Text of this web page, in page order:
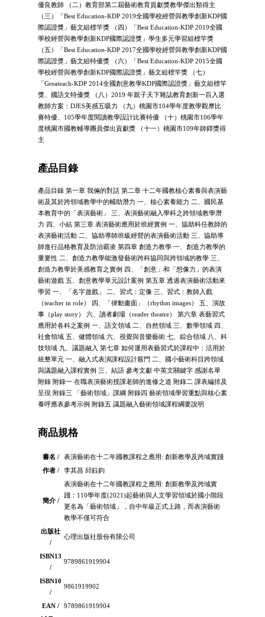
優良教師 （二）教育部第二屆藝術教育貢獻獎教學傑出類得主
（三）「Best Education-KDP 2019全國學校經營與教學創新KDP國
際認證獎」藝文組標竿獎 （四）「Best Education-KDP 2019全國
學校經營與教學創新KDP國際認證獎」學生多元學習組標竿獎
（五）「Best Education-KDP 2017全國學校經營與教學創新KDP國
際認證獎」藝文組特優獎 （六）「Best Education-KDP 2015全國
學校經營與教學創新KDP國際認證獎」藝文組標竿獎 （七）
「Greateach-KDP 2014全國創意教學KDP國際認證獎」藝文組標竿
獎、國語文特優獎 （八）2019 年親子天下雜誌教育創新一百入選
教師方案：DJES美感五吸力 （九）桃園市104學年度教學觀摩比
賽特優、105學年度閱讀教學設計比賽特優 （十）桃園市106學年
度桃園市國教輔導團員傑出貢獻獎 （十一）桃園市109年師鐸獎得
主
產品目錄
產品目錄 第一章 我倆的對話 第二章 十二年國教核心素養與表演藝
術及其於跨領域教學中的輔助潛力 一、核心素養能力 二、國民基
本教育中的「表演藝術」 三、表演藝術融入學科之跨領域教學潛
力 四、小結 第三章 表演藝術應用於班經實例 一、協助科任教師的
表演藝術活動 二、協助導師班級經營的表演藝術活動 三、協助導
師進行品格教育及防治霸凌 第四章 創造力教學 一、創造力教學的
重要性 二、創造力教學能激發藝術跨科協同與跨領域的教學 三、
創造力教學於美感教育之實例 四、「創意」和「想像力」的表演
藝術遊戲 五、創意教學單元設計案例 第五章 透過表演藝術活動來
學習 一、「名字遊戲」 二、習式：定像 三、習式：教師入戲
（teacher in role） 四、「律動畫面」（rhythm images） 五、演故
事（play story） 六、讀者劇場（reader theatre） 第六章 表藝習式
應用於各科之案例 一、語文領域 二、自然領域 三、數學領域 四、
社會領域 五、健體領域 六、視覺與音樂藝術 七、綜合領域 八、科
技領域 九、議題融入 第七章 如何運用表藝習式於課程中：活用於
統整單元 一、融入式表演課程設計竅門 二、國小藝術科目跨領域
與議題融入課程實例 三、結語 參考文獻 中英文關鍵字 感謝名單
附錄 附錄一 在職表演藝術授課老師的進修之道 附錄二 課表編排及
呈現 附錄三 「藝術領域」課綱 附錄四 藝術領域學習重點與核心素
養呼應表參考示例 附錄五 議題融入藝術領域課程綱要說明
商品規格
書名 /
表演藝術在十二年國教課程之應用: 創新教學及跨域實踐
作者 /
李其昌 邱鈺鈞
簡介 /
表演藝術在十二年國教課程之應用: 創新教學及跨域實
踐：110學年度(2021)起藝術與人文學習領域於國小階段
更名為「藝術領域」，自中年級正式上路，而表演藝術
教學不僅可符合
出版社
/
心理出版社股份有限公司
ISBN13
/
9789861919904
ISBN10
/
9861919902
EAN /
9789861919904